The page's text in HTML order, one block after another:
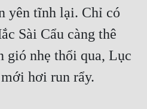
yên tĩnh lại. Chỉ có
Sài Cẩu càng thê
gió nhẹ thổi qua, Lục